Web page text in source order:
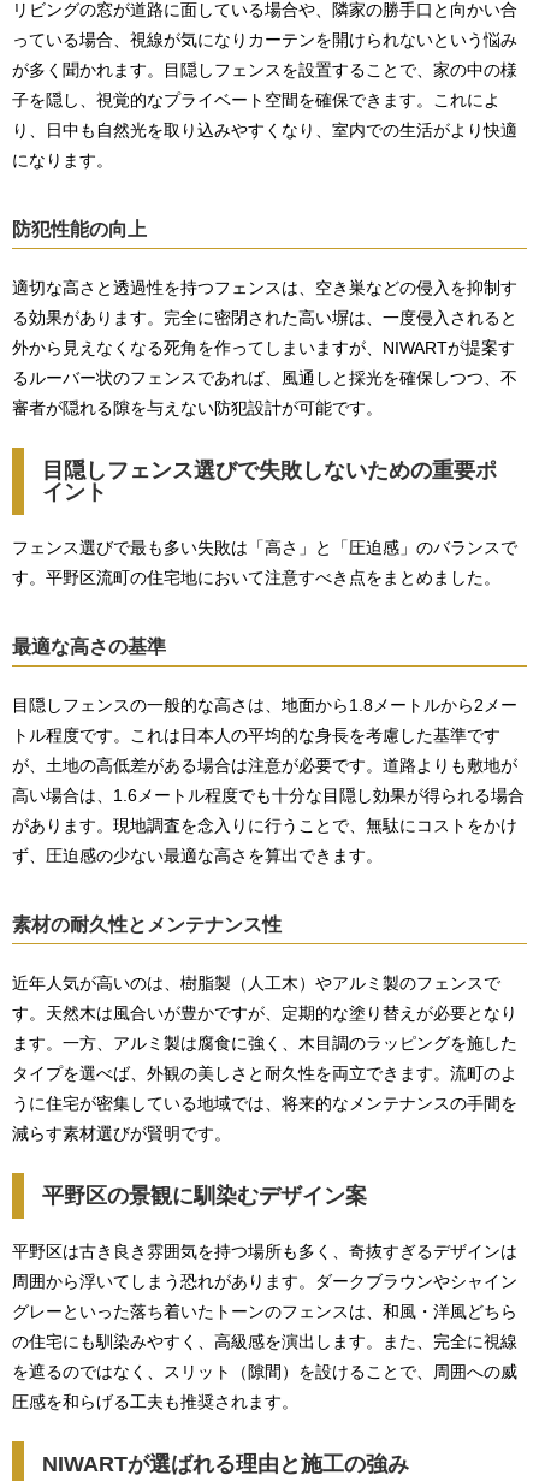
リビングの窓が道路に面している場合や、隣家の勝手口と向かい合
っている場合、視線が気になりカーテンを開けられないという悩み
が多く聞かれます。目隠しフェンスを設置することで、家の中の様
子を隠し、視覚的なプライベート空間を確保できます。これによ
り、日中も自然光を取り込みやすくなり、室内での生活がより快適
になります。
防犯性能の向上
適切な高さと透過性を持つフェンスは、空き巣などの侵入を抑制す
る効果があります。完全に密閉された高い塀は、一度侵入されると
外から見えなくなる死角を作ってしまいますが、NIWARTが提案す
るルーバー状のフェンスであれば、風通しと採光を確保しつつ、不
審者が隠れる隙を与えない防犯設計が可能です。
目隠しフェンス選びで失敗しないための重要ポ
イント
フェンス選びで最も多い失敗は「高さ」と「圧迫感」のバランスで
す。平野区流町の住宅地において注意すべき点をまとめました。
最適な高さの基準
目隠しフェンスの一般的な高さは、地面から1.8メートルから2メー
トル程度です。これは日本人の平均的な身長を考慮した基準です
が、土地の高低差がある場合は注意が必要です。道路よりも敷地が
高い場合は、1.6メートル程度でも十分な目隠し効果が得られる場合
があります。現地調査を念入りに行うことで、無駄にコストをかけ
ず、圧迫感の少ない最適な高さを算出できます。
素材の耐久性とメンテナンス性
近年人気が高いのは、樹脂製（人工木）やアルミ製のフェンスで
す。天然木は風合いが豊かですが、定期的な塗り替えが必要となり
ます。一方、アルミ製は腐食に強く、木目調のラッピングを施した
タイプを選べば、外観の美しさと耐久性を両立できます。流町のよ
うに住宅が密集している地域では、将来的なメンテナンスの手間を
減らす素材選びが賢明です。
平野区の景観に馴染むデザイン案
平野区は古き良き雰囲気を持つ場所も多く、奇抜すぎるデザインは
周囲から浮いてしまう恐れがあります。ダークブラウンやシャイン
グレーといった落ち着いたトーンのフェンスは、和風・洋風どちら
の住宅にも馴染みやすく、高級感を演出します。また、完全に視線
を遮るのではなく、スリット（隙間）を設けることで、周囲への威
圧感を和らげる工夫も推奨されます。
NIWARTが選ばれる理由と施工の強み